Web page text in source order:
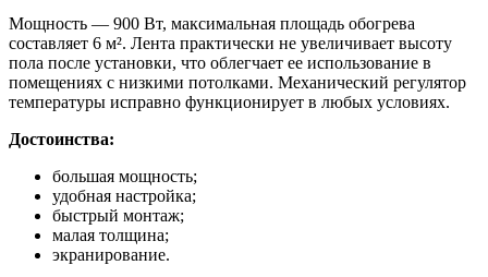
Мощность — 900 Вт, максимальная площадь обогрева
составляет 6 м². Лента практически не увеличивает высоту
пола после установки, что облегчает ее использование в
помещениях с низкими потолками. Механический регулятор
температуры исправно функционирует в любых условиях.
Достоинства:
большая мощность;
удобная настройка;
быстрый монтаж;
малая толщина;
экранирование.